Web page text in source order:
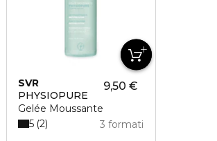
SVR
PHYSIOPURE
Gelée Moussante
9,50 €
3 formati
5 2